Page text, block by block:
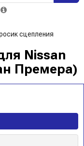
сцепления
Nissan
Премера)